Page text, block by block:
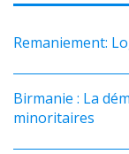
Remaniement:
Birmanie : La
minoritaires